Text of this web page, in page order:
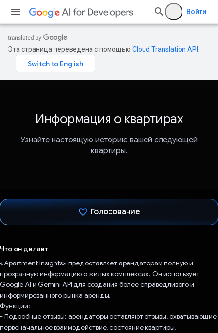
Войти
Эта страница переведена с помощью Cloud Translation API
Информация о квартирах
Узнайте настоящую историю вашей следующей
квартиры.
Голосование
Что он делает
«Apartment Insights» предоставляет арендаторам полную и
прозрачную информацию о жилых комплексах. Он использует
Google AI и Gemini API для создания более справедливого и
информированного рынка аренды.
Функции:
- Подробные отзывы: арендаторы оставляют отзывы, охватывающие
первоначальное взаимодействие, состояние квартиры,